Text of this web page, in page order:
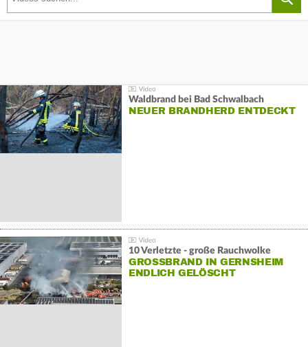
Waldbrand bei Bad Schwalbach
NEUER BRANDHERD ENTDECKT
10 Verletzte - große Rauchwolke
GROSSBRAND IN GERNSHEIM E
NDLICH GELÖSCHT